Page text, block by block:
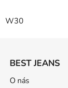
W30
BEST JEANS
O nás